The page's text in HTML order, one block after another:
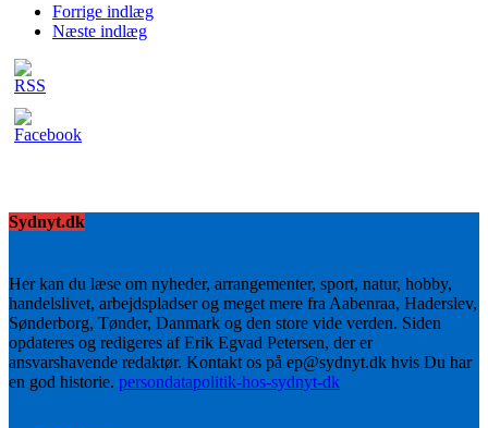
Forrige indlæg
Næste indlæg
Sydnyt.dk
Her kan du læse om nyheder, arrangementer, sport, natur, hobby,
handelslivet, arbejdspladser og meget mere fra Aabenraa, Haderslev,
Sønderborg, Tønder, Danmark og den store vide verden. Siden
opdateres og redigeres af Erik Egvad Petersen, der er
ansvarshavende redaktør. Kontakt os på ep@sydnyt.dk hvis Du har
en god historie. persondatapolitik-hos-sydnyt-dk